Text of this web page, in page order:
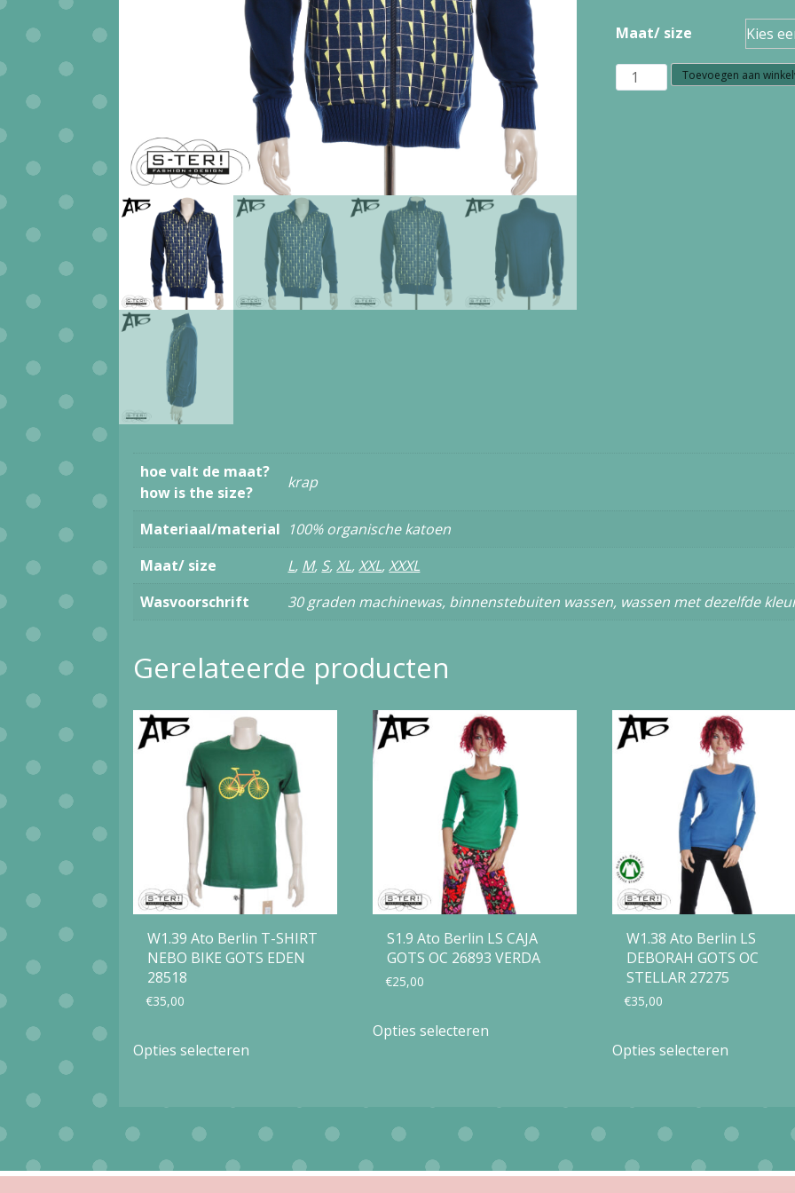
Maat/ size
S1.16
Toevoegen aan
hoe valt de maat?
how is the size?
krap
Materiaal/material 100% organische katoen
Maat/ size
L, M, S,XL,XXL,XXXL
Wasvoorschrift
30 graden machinewas, binnenstebuiten wassen, wassen met dezelfde
Gerelateerde producten
W1.39 Ato Berlin T-SHIRT
NEBO BIKE GOTS EDEN
28518
€35,00
Opties selecteren
Deze
S1.9 Ato Berlin LS CAJA
GOTS OC 26893 VERDA
€25,00
Opties selecteren
variaties.
Deze
W1.38 Ato Berlin LS
DEBORAH GOTS OC
STELLAR 27275
€35,00
Opties selecteren
Deze